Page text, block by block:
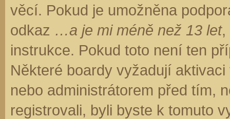
věcí. Pokud je umožněna
odkaz …a je mi méně než 13 let,
instrukce. Pokud toto není ten
Některé boardy vyžadují
nebo administrátorem před tím,
registrovali, byli byste k tomuto